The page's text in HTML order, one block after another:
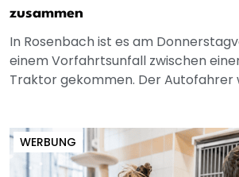
zusammen
In Rosenbach ist es am
einem Vorfahrtsunfall zwischen
Traktor gekommen. Der Autofahrer
WERBUNG